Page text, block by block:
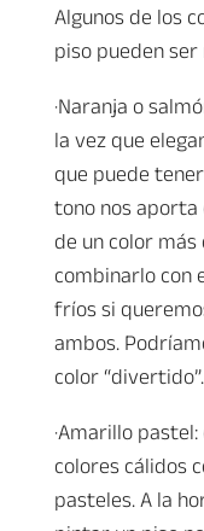
Algunos de los
piso pueden
·Naranja o
la vez que
que puede
tono nos
de un color
combinarlo con
fríos si
ambos.
color “divertido”.
·Amarillo
colores cálidos
pasteles. A la